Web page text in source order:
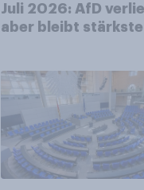
Juli 2026: AfD
aber bleibt
Bevölkerung